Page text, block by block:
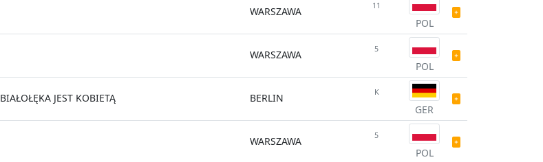
WARSZAWA 11
POL
WARSZAWA 5
POL
BIAŁOŁĘKA JEST KOBIETĄ BERLIN K
GER
WARSZAWA 5
POL